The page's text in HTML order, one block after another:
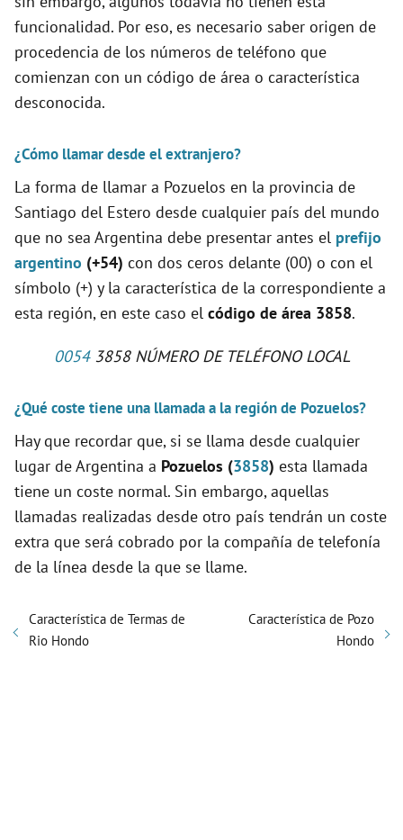
funcionalidad. Por eso, es necesario saber origen de
procedencia de los números de teléfono que
comienzan con un código de área o característica
desconocida.
¿Cómo llamar desde el extranjero?
La forma de llamar a Pozuelos en la provincia de
Santiago del Estero desde cualquier país del mundo
que no sea Argentina debe presentar antes el prefijo
argentino (+54) con dos ceros delante (00) o con el
símbolo (+) y la característica de la correspondiente a
esta región, en este caso el código de área 3858.
00543858 NÚMERO DE TELÉFONO LOCAL
¿Qué coste tiene una llamada a la región de Pozuelos?
Hay que recordar que, si se llama desde cualquier
lugar de Argentina a Pozuelos (3858) esta llamada
tiene un coste normal. Sin embargo, aquellas
llamadas realizadas desde otro país tendrán un coste
extra que será cobrado por la compañía de telefonía
de la línea desde la que se llame.
Característica de Termas de
Rio Hondo
Característica de Pozo
Hondo